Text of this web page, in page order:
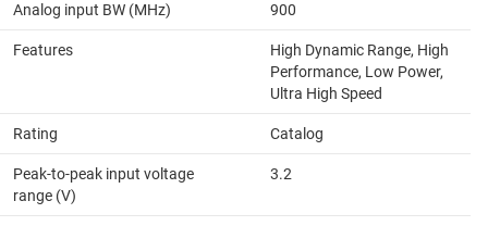
Analog input BW (MHz) 900
Features
High Dynamic Range, High
Performance, Low Power,
Ultra High Speed
Rating Catalog
Peak-to-peak input voltage
range (V)
3.2